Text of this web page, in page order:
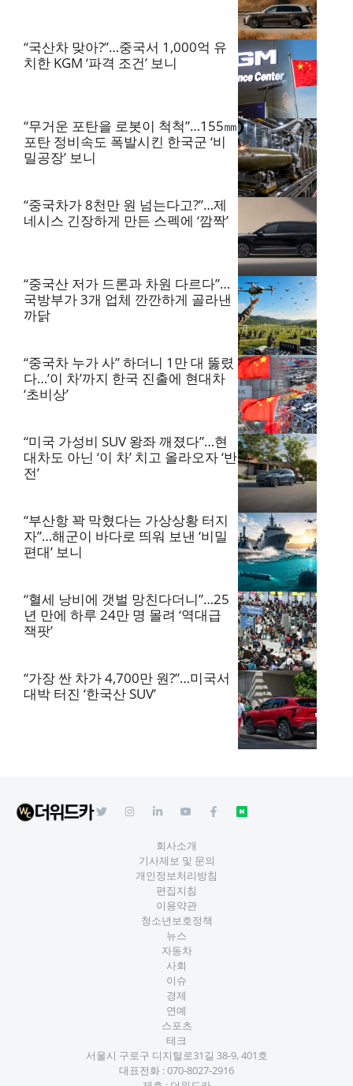
“국산차 맞아?”…중국서 1,000억 유
치한 KGM ‘파격 조건’ 보니
“무거운 포탄을 로봇이 척척”…155㎜
포탄 정비속도 폭발시킨 한국군 ‘비
밀공장’ 보니
“중국차가 8천만 원 넘는다고?”…제
네시스 긴장하게 만든 스펙에 ‘깜짝’
“중국산 저가 드론과 차원 다르다”…
국방부가 3개 업체 깐깐하게 골라낸
까닭
“중국차 누가 사” 하더니 1만 대 뚫렸
다…’이 차’까지 한국 진출에 현대차
‘초비상’
“미국 가성비 SUV 왕좌 깨졌다”…현
대차도 아닌 ‘이 차’ 치고 올라오자 ‘반
전’
“부산항 꽉 막혔다는 가상상황 터지
자”…해군이 바다로 띄워 보낸 ‘비밀
편대’ 보니
“혈세 낭비에 갯벌 망친다더니”…25
년 만에 하루 24만 명 몰려 ‘역대급
잭팟’
“가장 싼 차가 4,700만 원?”…미국서
대박 터진 ‘한국산 SUV’
회사소개
기사제보 및 문의
개인정보처리방침
편집지침
이용약관
청소년보호정책
뉴스
자동차
사회
이슈
경제
연예
스포츠
테크
서울시 구로구 디지털로31길 38-9, 401호
대표전화 :070-8027-2916